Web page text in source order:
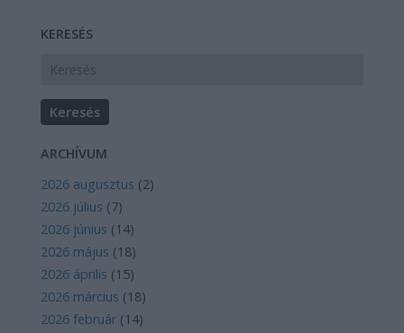
KERESÉS
ARCHÍVUM
2026 augusztus (2)
2026 július (7)
2026 június (14)
2026 május (18)
2026 április (15)
2026 március (18)
2026 február (14)